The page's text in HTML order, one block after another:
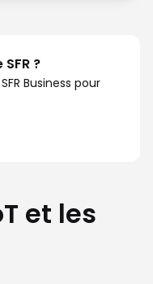
?
Business pour
et les